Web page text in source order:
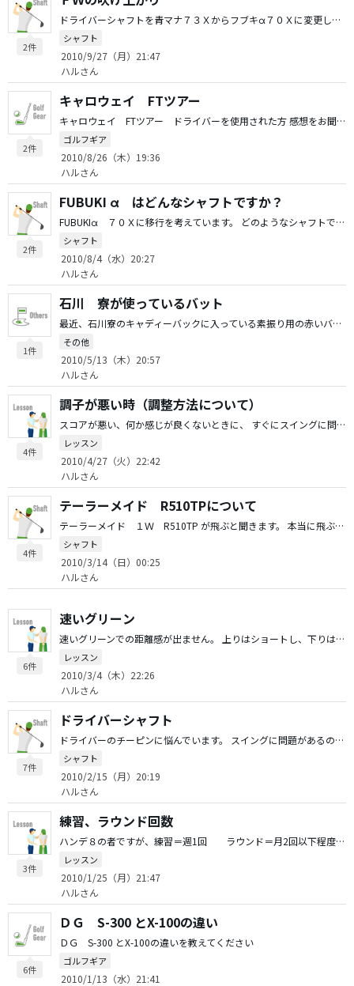
2件
ドライバーシャフトを青マナ７３Ｘからフブキα７０Ｘに変更し、とても振りやすくなりましが、同じ感覚でスイングすると３Ｗと５Ｗ（どちらも青マナ８３Ｘ）が吹き上がるようになりました。シャフトをフブキで揃えれば治る問題だと思いますが、 なぜこのようなことになるのか教えてください。 やはりシャフトの特性上のものか？ 技術的なことか？ よろしくお願いします。
シャフト
2010/9/27（月）21:47
ハルさん
2件
キャロウェイ FTツアー
キャロウェイ FTツアー ドライバーを使用された方 感想をお聞かせください。
ゴルフギア
2010/8/26（木）19:36
ハルさん
2件
FUBUKI α はどんなシャフトですか？
FUBUKIα ７０Ｘに移行を考えています。 どのようなシャフトでしょうか？ 現在１Ｗ 青マナ７３Ｘを使用しており、 特に不満はありませんが、 青マナとの比較がわかればお願いします。
シャフト
2010/8/4（水）20:27
ハルさん
1件
石川 寮が使っているバット
最近、石川寮のキャディーバックに入っている素振り用の赤いバットの名前、販売先等がわかる方教えてください。
その他
2010/5/13（木）20:57
ハルさん
4件
調子が悪い時（調整方法について）
スコアが悪い、何か感じが良くないときに、 すぐにスイングに問題があると思ってしまい、 スイングをいじってしまいます。 散々練習して、結果何も変わっていない ということを繰り返しています。 みなさんは、調子が悪い時にどのように調整されますか？
レッスン
2010/4/27（火）22:42
ハルさん
4件
テーラーメイド R510TPについて
テーラーメイド １Ｗ R510TP が飛ぶと聞きます。 本当に飛ぶヘッドなのでしょうか？ 現在、R9 青マナ７３ Ｘ を使用していますが、 R510TPに合うシャフトはどのようなシャフトでしょうか？ よろしくお願いします。
シャフト
2010/3/14（日）00:25
ハルさん
6件
速いグリーン
速いグリーンでの距離感が出ません。 上りはショートし、下りはオーバーしすぎることが良くあります。 少し重いくらいのグリーンの方がタッチが合います。 自分で思うに、速い時はヘッドが出ていかないような気がしています。 解決策を教えてください。 パターで、ヘッドが効いている方が良いとか、効いていない方が良いとかありますか？
レッスン
2010/3/4（木）22:26
ハルさん
7件
ドライバーシャフト
ドライバーのチーピンに悩んでいます。 スイングに問題があるのはわかるのですが、 シャフト（クラブ）の影響はあるのでしょうか？ 調子、トルク、重量などでの影響はどうでしょうか？ 現在、R9 9.5° 青マナ７３ Ｘ を使用しています。
シャフト
2010/2/15（月）20:19
ハルさん
3件
練習、ラウンド回数
ハンデ８の者ですが、練習＝週1回 ラウンド＝月2回以下程度しか、 時間の関係でゴルフができません。現状維持、もしくはうまく上達できる方法はありますか？
レッスン
2010/1/25（月）21:47
ハルさん
6件
ＤＧ S-300 とX-100の違い
ＤＧ S-300 とX-100の違いを教えてください
ゴルフギア
2010/1/13（水）21:41